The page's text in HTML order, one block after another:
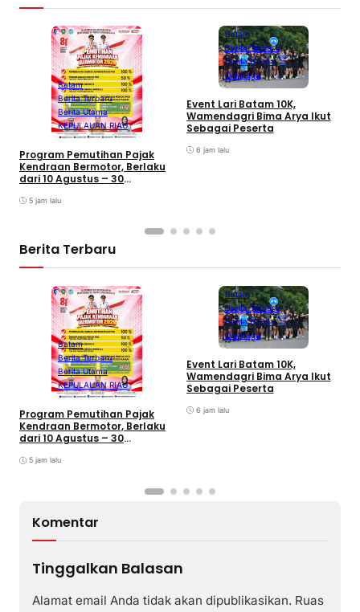
Batam
Berita Terbaru
Berita Utama
KEPULAUAN RIAU
Program Pemutihan Pajak
Kendraan Bermotor, Berlaku
dari 10 Agustus – 30
5 jam lalu
Batam
Berita Terbaru
Berita Utama
Olahraga
Event Lari Batam 10K,
Wamendagri Bima Arya Ikut
Sebagai Peserta
6 jam lalu
Berita Terbaru
Batam
Berita Terbaru
Berita Utama
KEPULAUAN RIAU
Program Pemutihan Pajak
Kendraan Bermotor, Berlaku
dari 10 Agustus – 30
5 jam lalu
Batam
Berita Terbaru
Berita Utama
Olahraga
Event Lari Batam 10K,
Wamendagri Bima Arya Ikut
Sebagai Peserta
6 jam lalu
Komentar
Tinggalkan Balasan
Alamat email Anda tidak akan dipublikasikan. Ruas